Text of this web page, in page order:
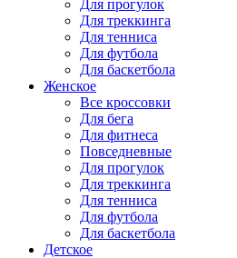
Для прогулок
Для треккинга
Для тенниса
Для футбола
Для баскетбола
Женское
Все кроссовки
Для бега
Для фитнеса
Повседневные
Для прогулок
Для треккинга
Для тенниса
Для футбола
Для баскетбола
Детское